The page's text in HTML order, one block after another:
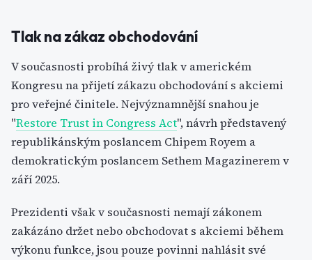
Tlak na zákaz obchodování
V současnosti probíhá živý tlak v americkém
Kongresu na přijetí zákazu obchodování s akciemi
pro veřejné činitele. Nejvýznamnější snahou je
"Restore Trust in Congress Act", návrh představený
republikánským poslancem Chipem Royem a
demokratickým poslancem Sethem Magazinerem v
září 2025.
Prezidenti však v současnosti nemají zákonem
zakázáno držet nebo obchodovat s akciemi během
výkonu funkce, jsou pouze povinni nahlásit své